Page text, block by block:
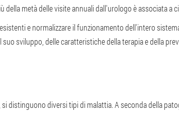
metà delle visite annuali dall'urologo è associata a
e normalizzare il funzionamento dell'intero
sviluppo, delle caratteristiche della terapia e della
distinguono diversi tipi di malattia. A seconda della